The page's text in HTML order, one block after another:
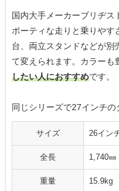
国内大手メーカーブリヂス
ポーティな走りと乗りやす
台、両立スタンドなどが別
て変えられます。カラーも
したい人におすすめです。
同じシリーズで27インチの
サイズ 26イン
全長 1,740㎜
重量 15.9kg